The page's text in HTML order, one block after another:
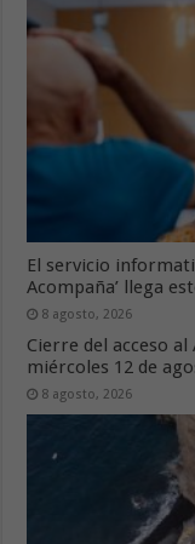
El servicio
Acompaña’ llega
8 agosto, 2026
Cierre del acceso
miércoles 12 de
8 agosto, 2026